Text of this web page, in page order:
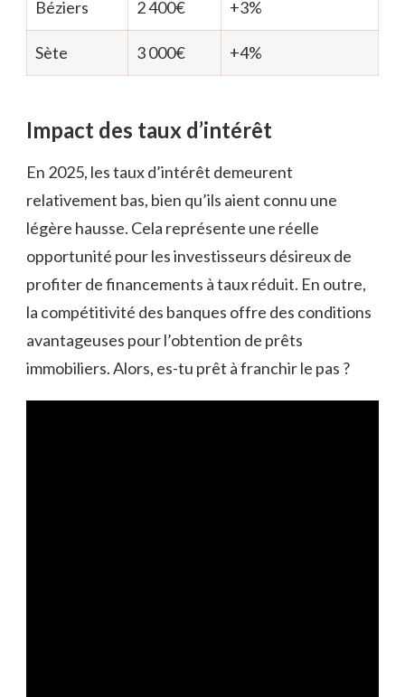
Béziers 2 400€ +3%
Sète 3 000€ +4%
Impact des taux d’intérêt
En 2025, les taux d’intérêt demeurent
relativement bas, bien qu’ils aient connu une
légère hausse. Cela représente une réelle
opportunité pour les investisseurs désireux de
profiter de financements à taux réduit. En outre,
la compétitivité des banques offre des conditions
avantageuses pour l’obtention de prêts
immobiliers. Alors, es-tu prêt à franchir le pas ?